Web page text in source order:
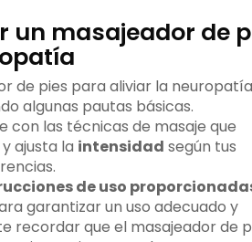
un masajeador de
de pies para aliviar la
algunas pautas básicas.
con las técnicas de masaje que
ajusta la intensidad según tus
de uso
garantizar un uso adecuado y
recordar que el masajeador de